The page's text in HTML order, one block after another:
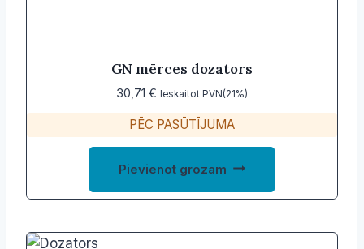
GN mērces dozators
30,71 € Ieskaitot PVN(21%)
PĒC PASŪTĪJUMA
Pievienot grozam